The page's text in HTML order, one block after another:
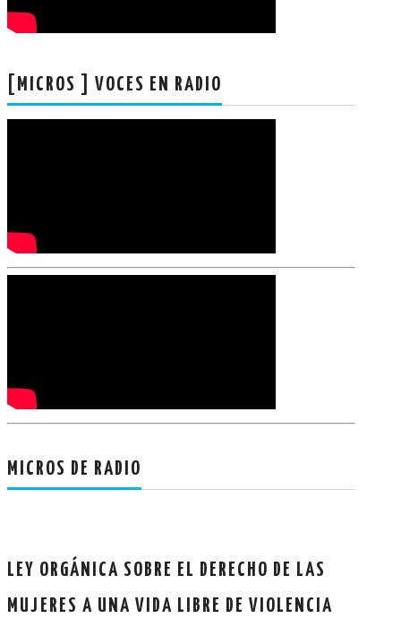
[MICROS ] VOCES EN RADIO
MICROS DE RADIO
LEY ORGÁNICA SOBRE EL DERECHO DE LAS
MUJERES A UNA VIDA LIBRE DE VIOLENCIA